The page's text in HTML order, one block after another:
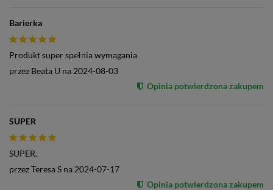
Barierka
Produkt super spełnia wymagania
przez Beata U na 2024-08-03
Opinia potwierdzona zakupem
SUPER
SUPER.
przezTeresa S na 2024-07-17
Opinia potwierdzona zakupem